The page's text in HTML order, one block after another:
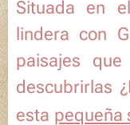
Situada en
lindera con
paisajes
descubrirlas
esta pequeña